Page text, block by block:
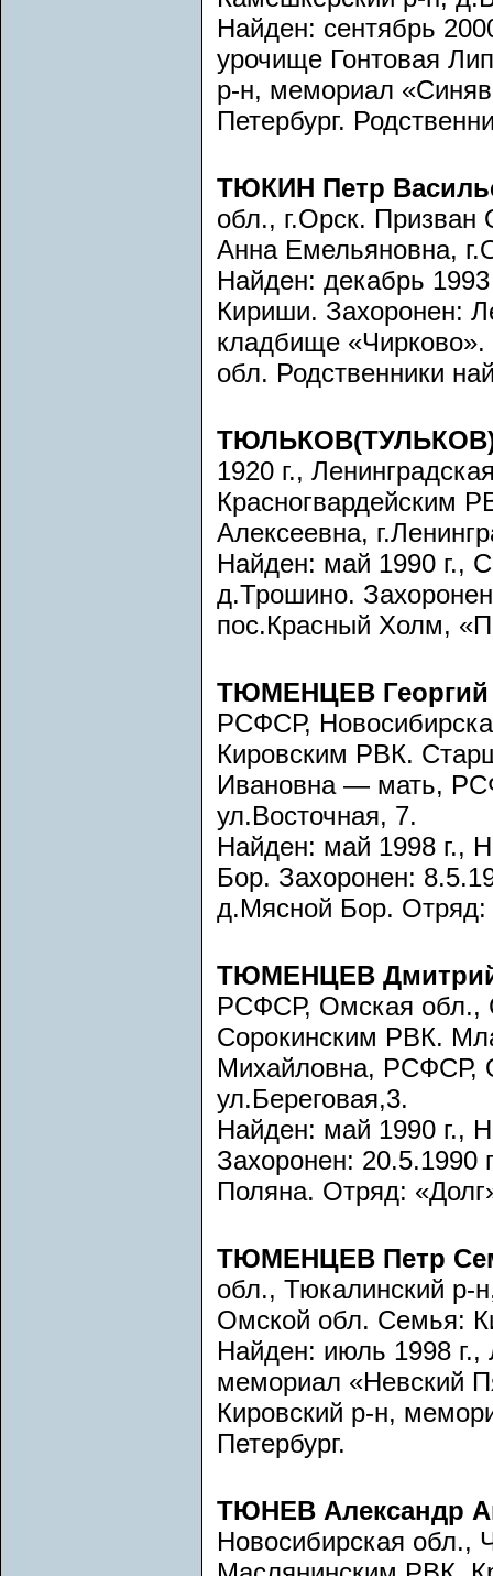
Найден: сентябрь
урочище Гонтовая
р-н, мемориал
Петербург.
ТЮКИН Петр
обл., г.Орск.
Анна Емельяновна,
Найден: декабрь
Кириши. Захоронен:
кладбище
обл. Родственники
ТЮЛЬКОВ(ТУЛЬКОВ)
1920 г.,
Красногвардейским
Алексеевна,
Найден: май 1990 г.,
д.Трошино.
пос.Красный Холм,
ТЮМЕНЦЕВ Георгий
РСФСР,
Кировским РВК.
Ивановна — мать,
ул.Восточная, 7.
Найден: май 1998 г.,
Бор. Захоронен:
д.Мясной Бор. Отряд:
ТЮМЕНЦЕВ
РСФСР, Омская обл.,
Сорокинским РВК.
Михайловна, РСФСР,
ул.Береговая,3.
Найден: май 1990 г.,
Захоронен: 20.5.1990
Поляна. Отряд:
ТЮМЕНЦЕВ Петр
обл., Тюкалинский р-
Омской обл. Семья:
Найден: июль 1998 г.,
мемориал «Невский
Кировский р-н,
Петербург.
ТЮНЕВ Александр
Новосибирская обл.,